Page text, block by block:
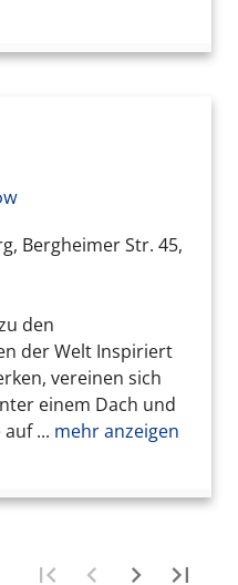
Bergheimer Str. 45,
den
der Welt Inspiriert
vereinen sich
einem Dach und
... mehr anzeigen